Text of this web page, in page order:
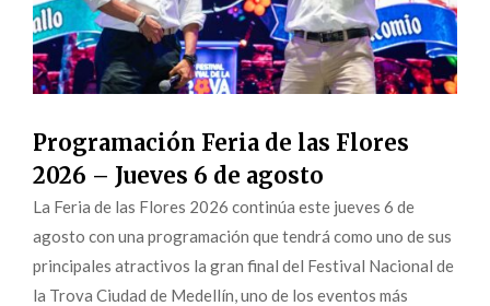
Programación Feria de las Flores
2026 – Jueves 6 de agosto
La Feria de las Flores 2026 continúa este jueves 6 de
agosto con una programación que tendrá como uno de sus
principales atractivos la gran final del Festival Nacional de
la Trova Ciudad de Medellín, uno de los eventos más